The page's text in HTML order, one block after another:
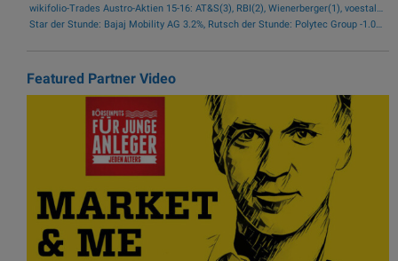
wikifolio-Trades Austro-Aktien 15-16: AT&S(3), RBI(2), Wienerberger(1), voestalpine(1), Kontron(1), Bawag(1)
Star der Stunde: Bajaj Mobility AG 3.2%, Rutsch der Stunde: Polytec Group -1.01%
Featured Partner Video